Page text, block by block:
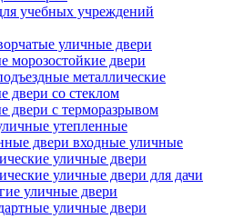
учебных учреждений
уличные двери
морозостойкие двери
металлические
двери со стеклом
двери с терморазрывом
утепленные
двери входные уличные
уличные двери
уличные двери для дачи
уличные двери
уличные двери